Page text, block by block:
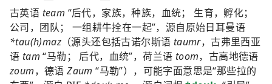
古英语 team “后代，家族，种族，血统； 生育，孵化；
公司，团队； 一组耕牛拴在一起”，源自原始日耳曼语
*tau(h)maz （源头还包括古诺尔斯语 taumr，古弗里西亚
语 tam “马勒； 后代，血统”，荷兰语 toom，古高地德语
zoum，德语Zaum “马勒”），可能字面意思是“那些拉的